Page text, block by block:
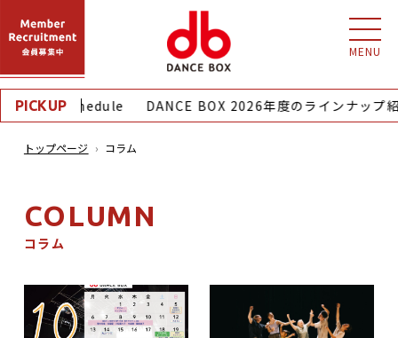
MENU
PICKUPSchedule DANCE BOX 2026年度のラインナップ紹
トップページ コラム
COLUMN
コラム